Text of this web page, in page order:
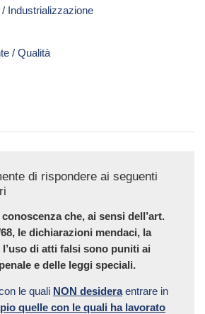
Industrializzazione
/ Qualità
di rispondere ai seguenti
che, ai sensi dell’art.
le dichiarazioni mendaci, la
di atti falsi sono puniti ai
e delle leggi speciali.
le quali NON desideraentrare in
quelle con le quali ha lavorato